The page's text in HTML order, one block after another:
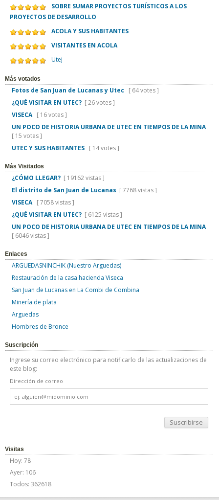
SOBRE SUMAR PROYECTOS TURÍSTICOS A LOS
PROYECTOS DE DESARROLLO
ACOLA Y SUS HABITANTES
VISITANTES EN ACOLA
Utej
Más votados
Fotos de San Juan de Lucanas y Utec
[ 64 votes ]
¿QUÉ VISITAR EN UTEC? [ 26 votes ]
VISECA [ 16 votes ]
UN POCO DE HISTORIA URBANA DE UTEC EN TIEMPOS DE LA MINA
[ 15 votes ]
UTEC Y SUS HABITANTES [ 14 votes ]
Más Visitados
¿CÓMO LLEGAR? [ 19162 vistas ]
El distrito de San Juan de Lucanas [ 7768 vistas ]
VISECA [ 7058 vistas ]
¿QUÉ VISITAR EN UTEC? [ 6125 vistas ]
UN POCO DE HISTORIA URBANA DE UTEC EN TIEMPOS DE LA MINA
[ 6046 vistas ]
Enlaces
ARGUEDASNINCHIK (Nuestro Arguedas)
Restauración de la casa hacienda Viseca
San Juan de Lucanas en La Combi de Combina
Minería de plata
Arguedas
Hombres de Bronce
Suscripción
Ingrese su correo electrónico para notificarlo de las actualizaciones de
este blog:
Dirección de correo
Dirección
de
correo
Visitas
Hoy: 78
Ayer: 106
Todos: 362618